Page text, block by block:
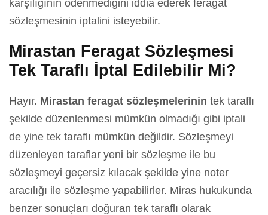
karşılığının ödenmediğini iddia ederek feragat
sözleşmesinin iptalini isteyebilir.
Mirastan Feragat Sözleşmesi
Tek Taraflı İptal Edilebilir Mi?
Hayır. Mirastan feragat sözleşmelerinin tek taraflı
şekilde düzenlenmesi mümkün olmadığı gibi iptali
de yine tek taraflı mümkün değildir. Sözleşmeyi
düzenleyen taraflar yeni bir sözleşme ile bu
sözleşmeyi geçersiz kılacak şekilde yine noter
aracılığı ile sözleşme yapabilirler. Miras hukukunda
benzer sonuçları doğuran tek taraflı olarak